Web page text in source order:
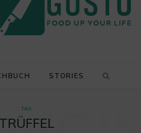
STORIES
TAG
TRÜFFEL